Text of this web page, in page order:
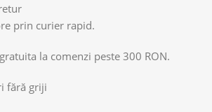
prin curier rapid.
la comenzi peste 300 RON.
fără griji